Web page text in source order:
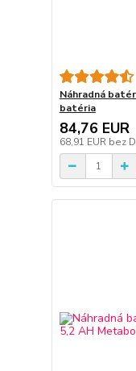
Náhradná
batéria
84,76 EUR
68,91 EUR bez